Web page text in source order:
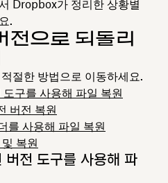
Dropbox가 정리한 상황별
.
전으로 되돌리
절한 방법으로 이동하세요.
구를 사용해 파일 복원
버전 복원
를 사용해 파일 복원
복원
전 도구를 사용해 파